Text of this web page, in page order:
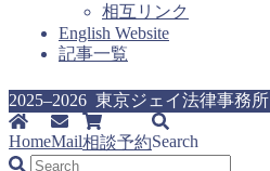
相互リンク
English Website
記事一覧
2025–2026 東京ジェイ法律事務所
HomeMail相談予約Search